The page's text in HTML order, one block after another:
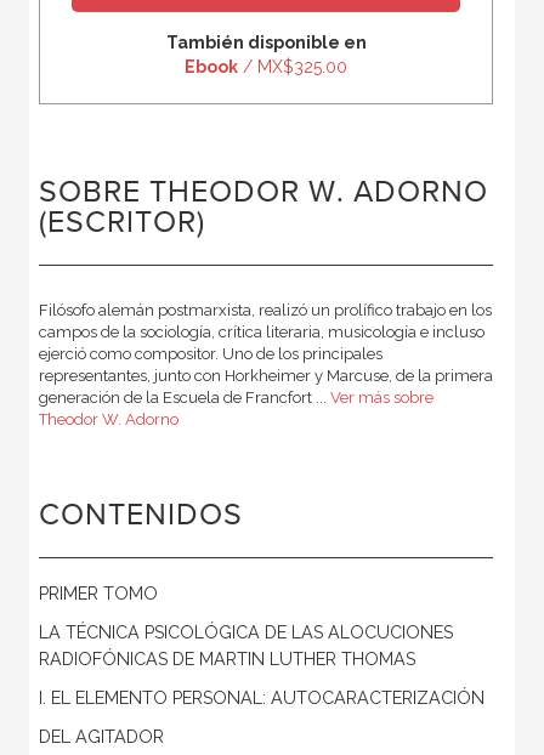
También disponible en
Ebook / MX$325.00
SOBRE THEODOR W. ADORNO
(ESCRITOR)
Filósofo alemán postmarxista, realizó un prolífico trabajo en los
campos de la sociología, crítica literaria, musicología e incluso
ejerció como compositor. Uno de los principales
representantes, junto con Horkheimer y Marcuse, de la primera
generación de la Escuela de Francfort ... Ver más sobre
Theodor W. Adorno
CONTENIDOS
PRIMER TOMO
LA TÉCNICA PSICOLÓGICA DE LAS ALOCUCIONES
RADIOFÓNICAS DE MARTIN LUTHER THOMAS
I. EL ELEMENTO PERSONAL: AUTOCARACTERIZACIÓN
DEL AGITADOR